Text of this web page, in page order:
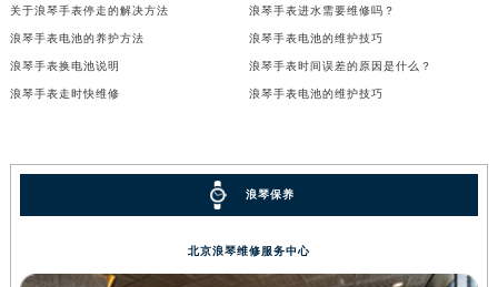
关于浪琴手表停走的解决方法 浪琴手表进水需要维修吗？
浪琴手表电池的养护方法 浪琴手表电池的维护技巧
浪琴手表换电池说明 浪琴手表时间误差的原因是什么？
浪琴手表走时快维修 浪琴手表电池的维护技巧
浪琴保养
北京浪琴维修服务中心